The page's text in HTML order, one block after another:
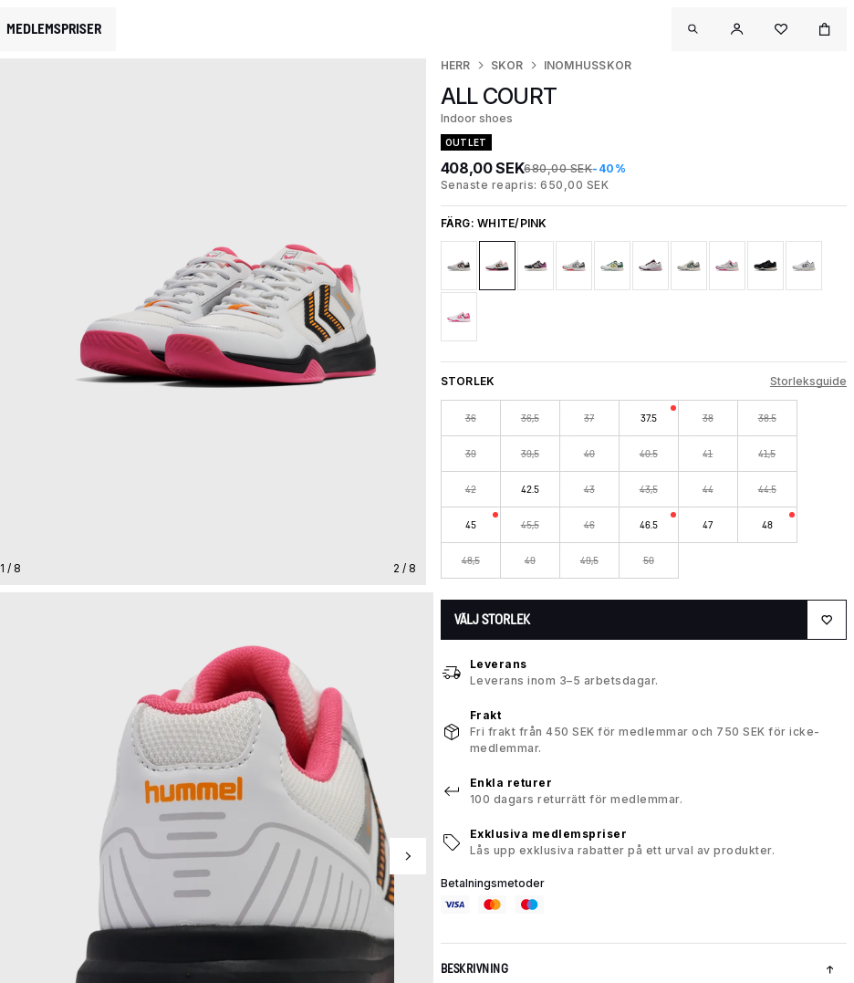
MEDLEMSPRISER
1 / 8 2 / 8
HERR SKOR INOMHUSSKOR
ALL COURT
Indoor shoes
OUTLET
408,00 SEK680,00 SEK-40%
Senaste reapris: 650,00 SEK
FÄRG:WHITE/PINK
STORLEK Storleksguide
36 36,5 37 37.5 38 38.5
39 39,5 40 40.5 41 41,5
42 42.5 43 43,5 44 44.5
45 45,5 46 46.5 47 48
48,5 49 49,5 50
VÄLJ STORLEK
Leverans
Leverans inom 3–5 arbetsdagar.
Frakt
Fri frakt från 450 SEK för medlemmar och 750 SEK för icke-
medlemmar.
Enkla returer
100 dagars returrätt för medlemmar.
Exklusiva medlemspriser
Lås upp exklusiva rabatter på ett urval av produkter.
Betalningsmetoder
BESKRIVNING